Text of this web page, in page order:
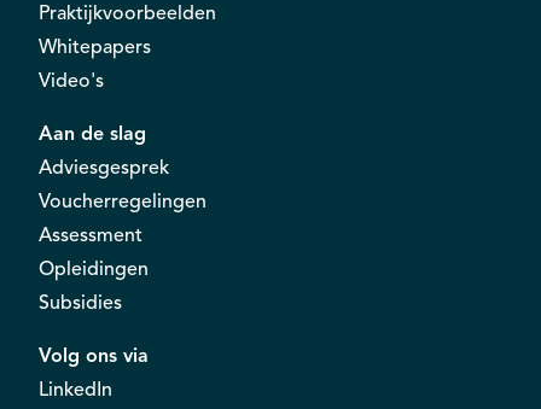
Praktijkvoorbeelden
Whitepapers
Video's
Aan de slag
Adviesgesprek
Voucherregelingen
Assessment
Opleidingen
Subsidies
Volg ons via
LinkedIn